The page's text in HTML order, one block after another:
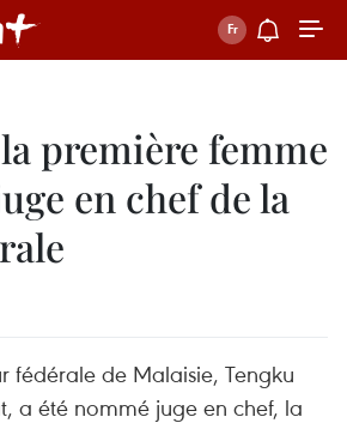
première femme
en chef de la
fédérale de Malaisie, Tengku
a été nommé juge en chef, la